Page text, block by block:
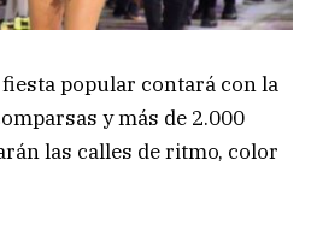
popular contará con la
y más de 2.000
las calles de ritmo, color